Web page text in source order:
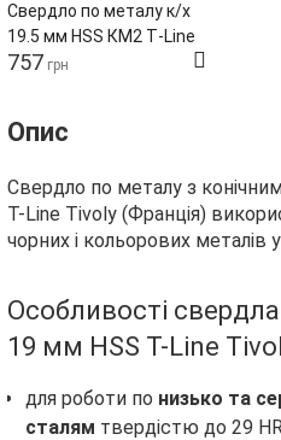
Свердло по металу к/х
19.5 мм HSS КМ2 T‑Line
Tivoly
757 грн
Опис
Свердло по металу з
T-Line Tivoly (Франція)
чорних і кольорових металів
Особливості
19 мм HSS T-Line
для роботи по низько та
сталям твердістю до 29